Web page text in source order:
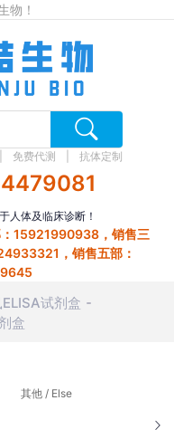
物！
免费代测 抗体定制
人体及临床诊断！
15921990938，销售三
，销售五部：
试剂盒
盒
其他 / Else